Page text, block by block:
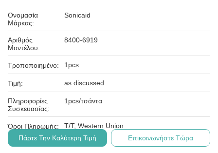
Ονομασία
Μάρκας:
Sonicaid
Αριθμός
Μοντέλου:
8400-6919
Τροποποιημένο: 1pcs
Τιμή: as discussed
Πληροφορίες
Συσκευασίας:
1pcs/τσάντα
Όροι Πληρωμής:
T/T, Western Union
Πάρτε Την Καλύτερη Τιμή
Επικοινωνήστε Τώρα